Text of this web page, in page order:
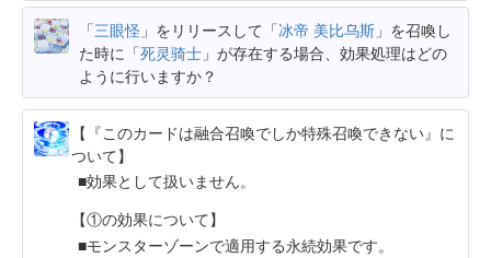
「三眼怪 」をリリースして「冰帝 美比乌斯 」を召喚し
た時に「死灵骑士 」が存在する場合、効果処理はどの
ように行いますか？
【『このカードは融合召喚でしか特殊召喚できない』に
ついて】
効果として扱いません。
【①の効果について】
モンスターゾーンで適用する永続効果です。